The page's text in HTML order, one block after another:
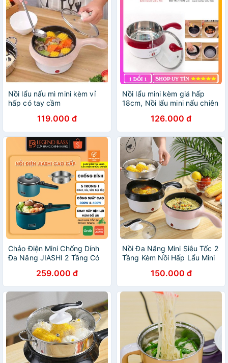
Nồi lẩu nấu mì mini kèm vỉ
hấp có tay cầm
119.000 đ
Nồi lẩu mini kèm giá hấp
18cm, Nồi lẩu mini nấu chiên
126.000 đ
Chảo Điện Mini Chống Dính
Đa Năng JIASHI 2 Tầng Có
Đa Năng Hấp Chiên Luộc
Rán Rất Cả Trong 1
259.000 đ
Nồi Đa Năng Mini Siêu Tốc 2
Tầng Kèm Nồi Hấp Lẩu Mini
150.000 đ